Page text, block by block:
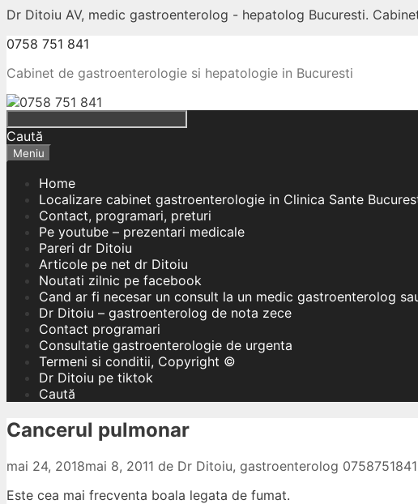
Dr Ditoiu AV, medic gastroenterolog - hepatolog Bucuresti.
0758 751 841
Cabinet de gastroenterologie si hepatologie in Bucuresti
Caută
Meniu
Home
Localizare cabinet gastroenterologie in Clinica Sante
Contact, programari, preturi
Pe youtube – prezentari medicale
Pareri dr Ditoiu
Articole pe net dr Ditoiu
Noutati zilnic pe facebook
Cand ar fi necesar un consult la un medic gastroenterolog
Dr Ditoiu – gastroenterolog de nota zece
Contact programari
Consultatie gastroenterologie de urgenta
Termeni si conditii, Copyright ©
Dr Ditoiu pe tiktok
Caută
Cancerul pulmonar
mai 24, 2018mai 8, 2011 de Dr Ditoiu, gastroenterolog 0758751841
Este cea mai frecventa boala legata de fumat.